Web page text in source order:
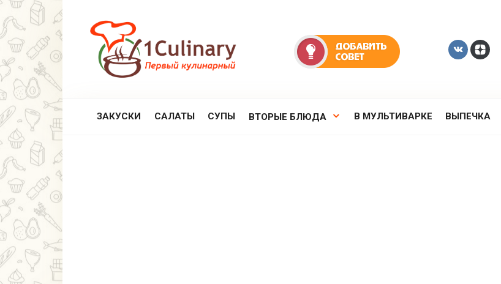
Перейти
к
контенту
ЗАКУСКИ САЛАТЫ СУПЫ ВТОРЫЕ БЛЮДА В МУЛЬТИВАРКЕ ВЫПЕЧКА